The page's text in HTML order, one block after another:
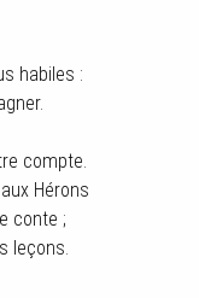
habiles :
compte.
Hérons
conte ;
leçons.